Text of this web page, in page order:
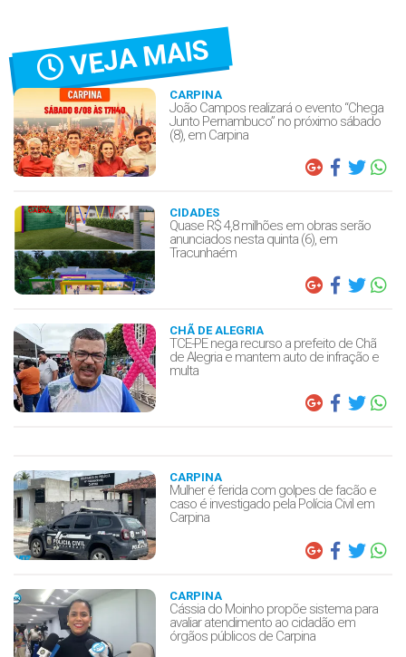
VEJA MAIS
CARPINA
João Campos realizará o evento “Chega
Junto Pernambuco” no próximo sábado
(8), em Carpina
CIDADES
Quase R$ 4,8 milhões em obras serão
anunciados nesta quinta (6), em
Tracunhaém
CHÃ DE ALEGRIA
TCE-PE nega recurso a prefeito de Chã
de Alegria e mantem auto de infração e
multa
CARPINA
Mulher é ferida com golpes de facão e
caso é investigado pela Polícia Civil em
Carpina
CARPINA
Cássia do Moinho propõe sistema para
avaliar atendimento ao cidadão em
órgãos públicos de Carpina